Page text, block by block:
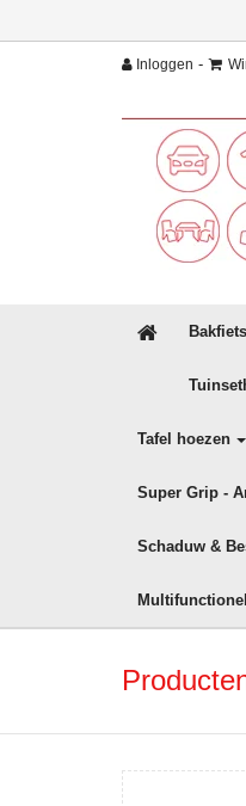
Inloggen -
Tafel hoezen
Super Grip -
Schaduw &